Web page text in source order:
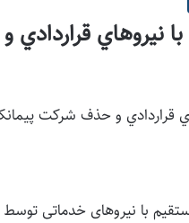
نيروهاي
پيمانكار (نامه شماره 214975/45491 مورخ